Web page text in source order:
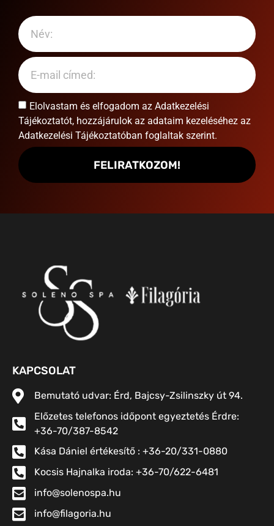
Elolvastam és elfogadom az Adatkezelési
Tájékoztatót, hozzájárulok az adataim kezeléséhez az
Adatkezelési Tájékoztatóban foglaltak szerint.
FELIRATKOZOM!
KAPCSOLAT
Bemutató udvar: Érd, Bajcsy-Zsilinszky út 94.
Előzetes telefonos időpont egyeztetés Érdre:
+36-70/387-8542
Kása Dániel értékesítő : +36-20/331-0880
Kocsis Hajnalka iroda: +36-70/622-6481
info@solenospa.hu
info@filagoria.hu